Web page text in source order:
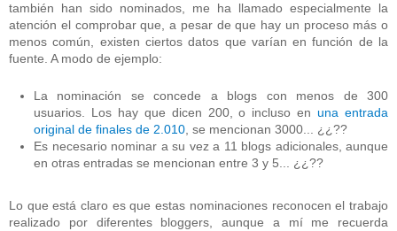
también han sido nominados, me ha llamado especialmente la
atención el comprobar que, a pesar de que hay un proceso más o
menos común, existen ciertos datos que varían en función de la
fuente. A modo de ejemplo:
La nominación se concede a blogs con menos de 300
usuarios. Los hay que dicen 200, o incluso enuna entrada
original de finales de 2.010, se mencionan 3000... ¿¿??
Es necesario nominar a su vez a 11 blogs adicionales, aunque
en otras entradas se mencionan entre 3 y 5... ¿¿??
Lo que está claro es que estas nominaciones reconocen el trabajo
realizado por diferentes bloggers, aunque a mí me recuerda